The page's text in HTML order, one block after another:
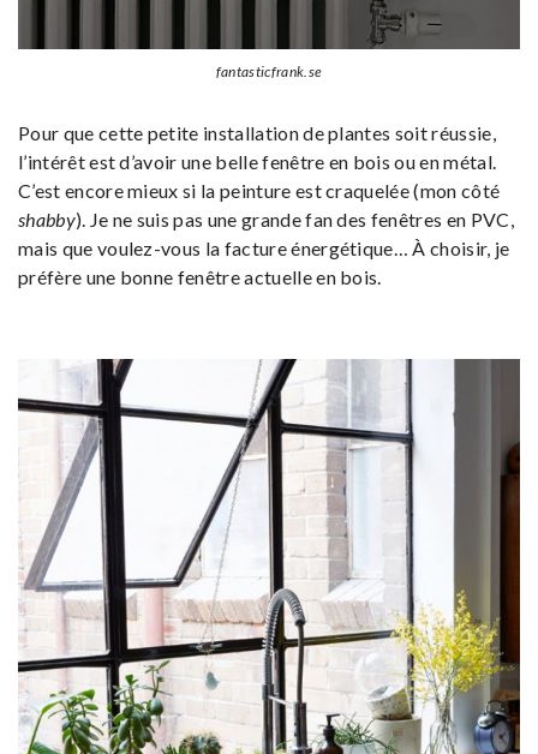
fantasticfrank.se
Pour que cette petite installation de plantes soit réussie,
l’intérêt est d’avoir une belle fenêtre en bois ou en métal.
C’est encore mieux si la peinture est craquelée (mon côté
shabby). Je ne suis pas une grande fan des fenêtres en PVC,
mais que voulez-vous la facture énergétique… À choisir, je
préfère une bonne fenêtre actuelle en bois.